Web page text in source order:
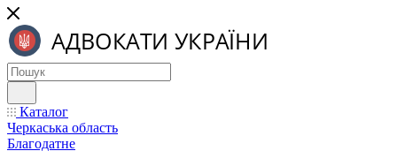
Каталог
Черкаська область
Благодатне